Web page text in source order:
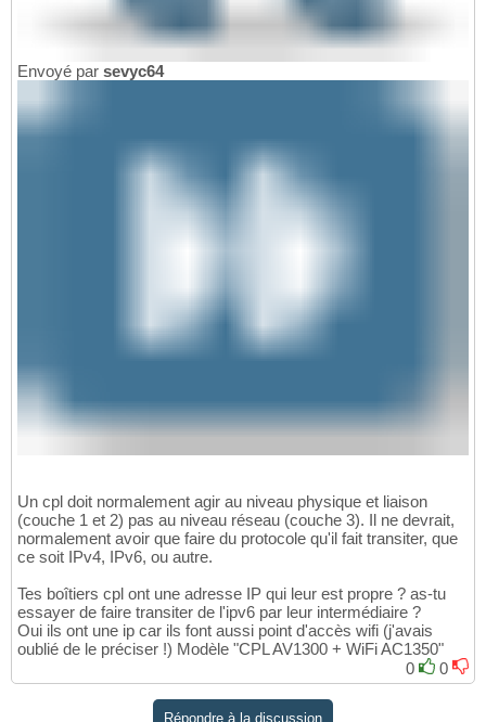
Envoyé par sevyc64
Un cpl doit normalement agir au niveau physique et liaison
(couche 1 et 2) pas au niveau réseau (couche 3). Il ne devrait,
normalement avoir que faire du protocole qu'il fait transiter, que
ce soit IPv4, IPv6, ou autre.
Tes boîtiers cpl ont une adresse IP qui leur est propre ? as-tu
essayer de faire transiter de l'ipv6 par leur intermédiaire ?
Oui ils ont une ip car ils font aussi point d'accès wifi (j'avais
oublié de le préciser !) Modèle "CPL AV1300 + WiFi AC1350"
0
0
Répondre à la discussion